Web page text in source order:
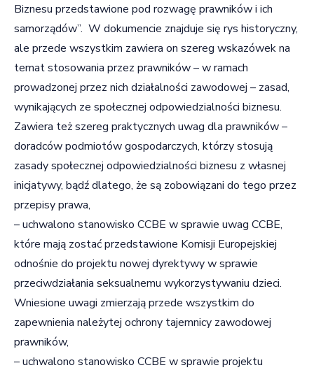
Biznesu przedstawione pod rozwagę prawników i ich
samorządów”. W dokumencie znajduje się rys historyczny,
ale przede wszystkim zawiera on szereg wskazówek na
temat stosowania przez prawników – w ramach
prowadzonej przez nich działalności zawodowej – zasad,
wynikających ze społecznej odpowiedzialności biznesu.
Zawiera też szereg praktycznych uwag dla prawników –
doradców podmiotów gospodarczych, którzy stosują
zasady społecznej odpowiedzialności biznesu z własnej
inicjatywy, bądź dlatego, że są zobowiązani do tego przez
przepisy prawa,
– uchwalono stanowisko CCBE w sprawie uwag CCBE,
które mają zostać przedstawione Komisji Europejskiej
odnośnie do projektu nowej dyrektywy w sprawie
przeciwdziałania seksualnemu wykorzystywaniu dzieci.
Wniesione uwagi zmierzają przede wszystkim do
zapewnienia należytej ochrony tajemnicy zawodowej
prawników,
– uchwalono stanowisko CCBE w sprawie projektu